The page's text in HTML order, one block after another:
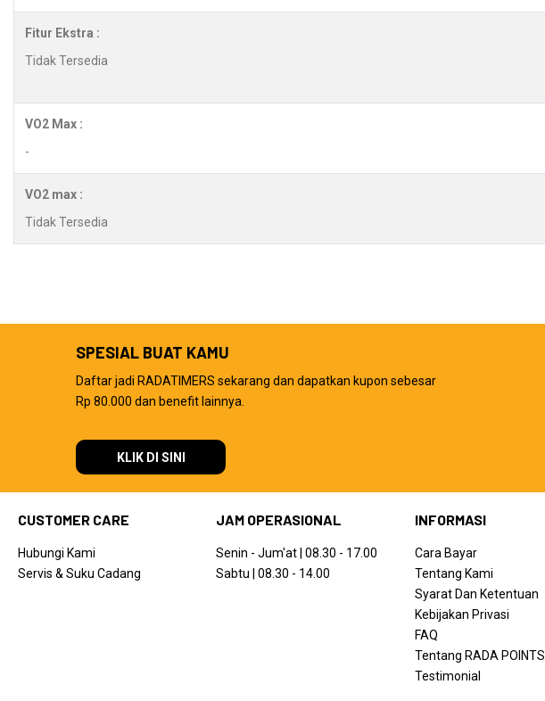
Fitur Ekstra :
Tidak Tersedia
VO2 Max :
-
VO2 max :
Tidak Tersedia
SPESIAL BUAT KAMU
Daftar jadi RADATIMERS sekarang dan dapatkan kupon sebesar
Rp 80.000 dan benefit lainnya.
KLIK DI SINI
CUSTOMER CARE
Hubungi Kami
Servis & Suku Cadang
JAM OPERASIONAL
Senin - Jum'at | 08.30 - 17.00
Sabtu | 08.30 - 14.00
INFORMASI
Cara Bayar
Tentang Kami
Syarat Dan Ketentuan
Kebijakan Privasi
FAQ
Tentang RADA POINTS
Testimonial